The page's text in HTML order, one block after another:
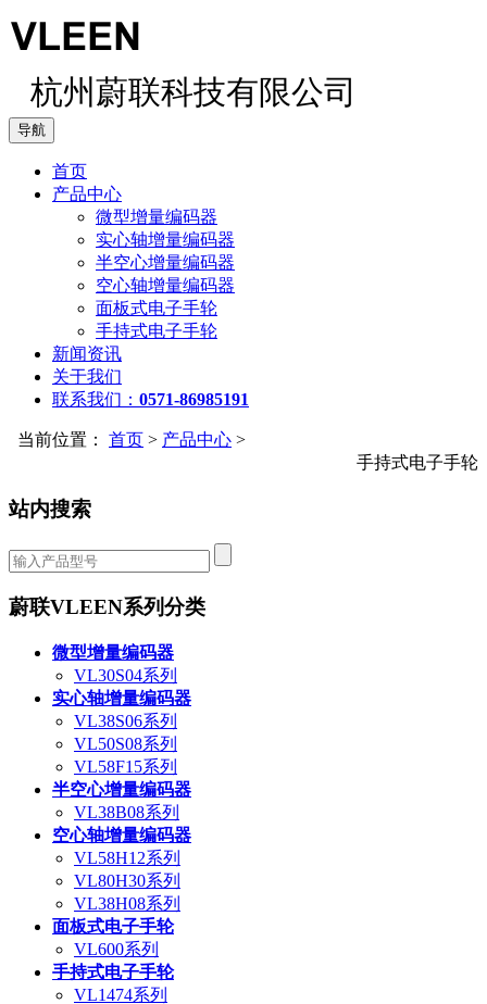
杭州蔚联科技有限公司
导航
首页
产品中心
微型增量编码器
实心轴增量编码器
半空心增量编码器
空心轴增量编码器
面板式电子手轮
手持式电子手轮
新闻资讯
关于我们
联系我们： 0571-86985191
当前位置： 首页 > 产品中心 >
手持式电子手轮
站内搜索
蔚联VLEEN系列分类
微型增量编码器
VL30S04系列
实心轴增量编码器
VL38S06系列
VL50S08系列
VL58F15系列
半空心增量编码器
VL38B08系列
空心轴增量编码器
VL58H12系列
VL80H30系列
VL38H08系列
面板式电子手轮
VL600系列
手持式电子手轮
VL1474系列